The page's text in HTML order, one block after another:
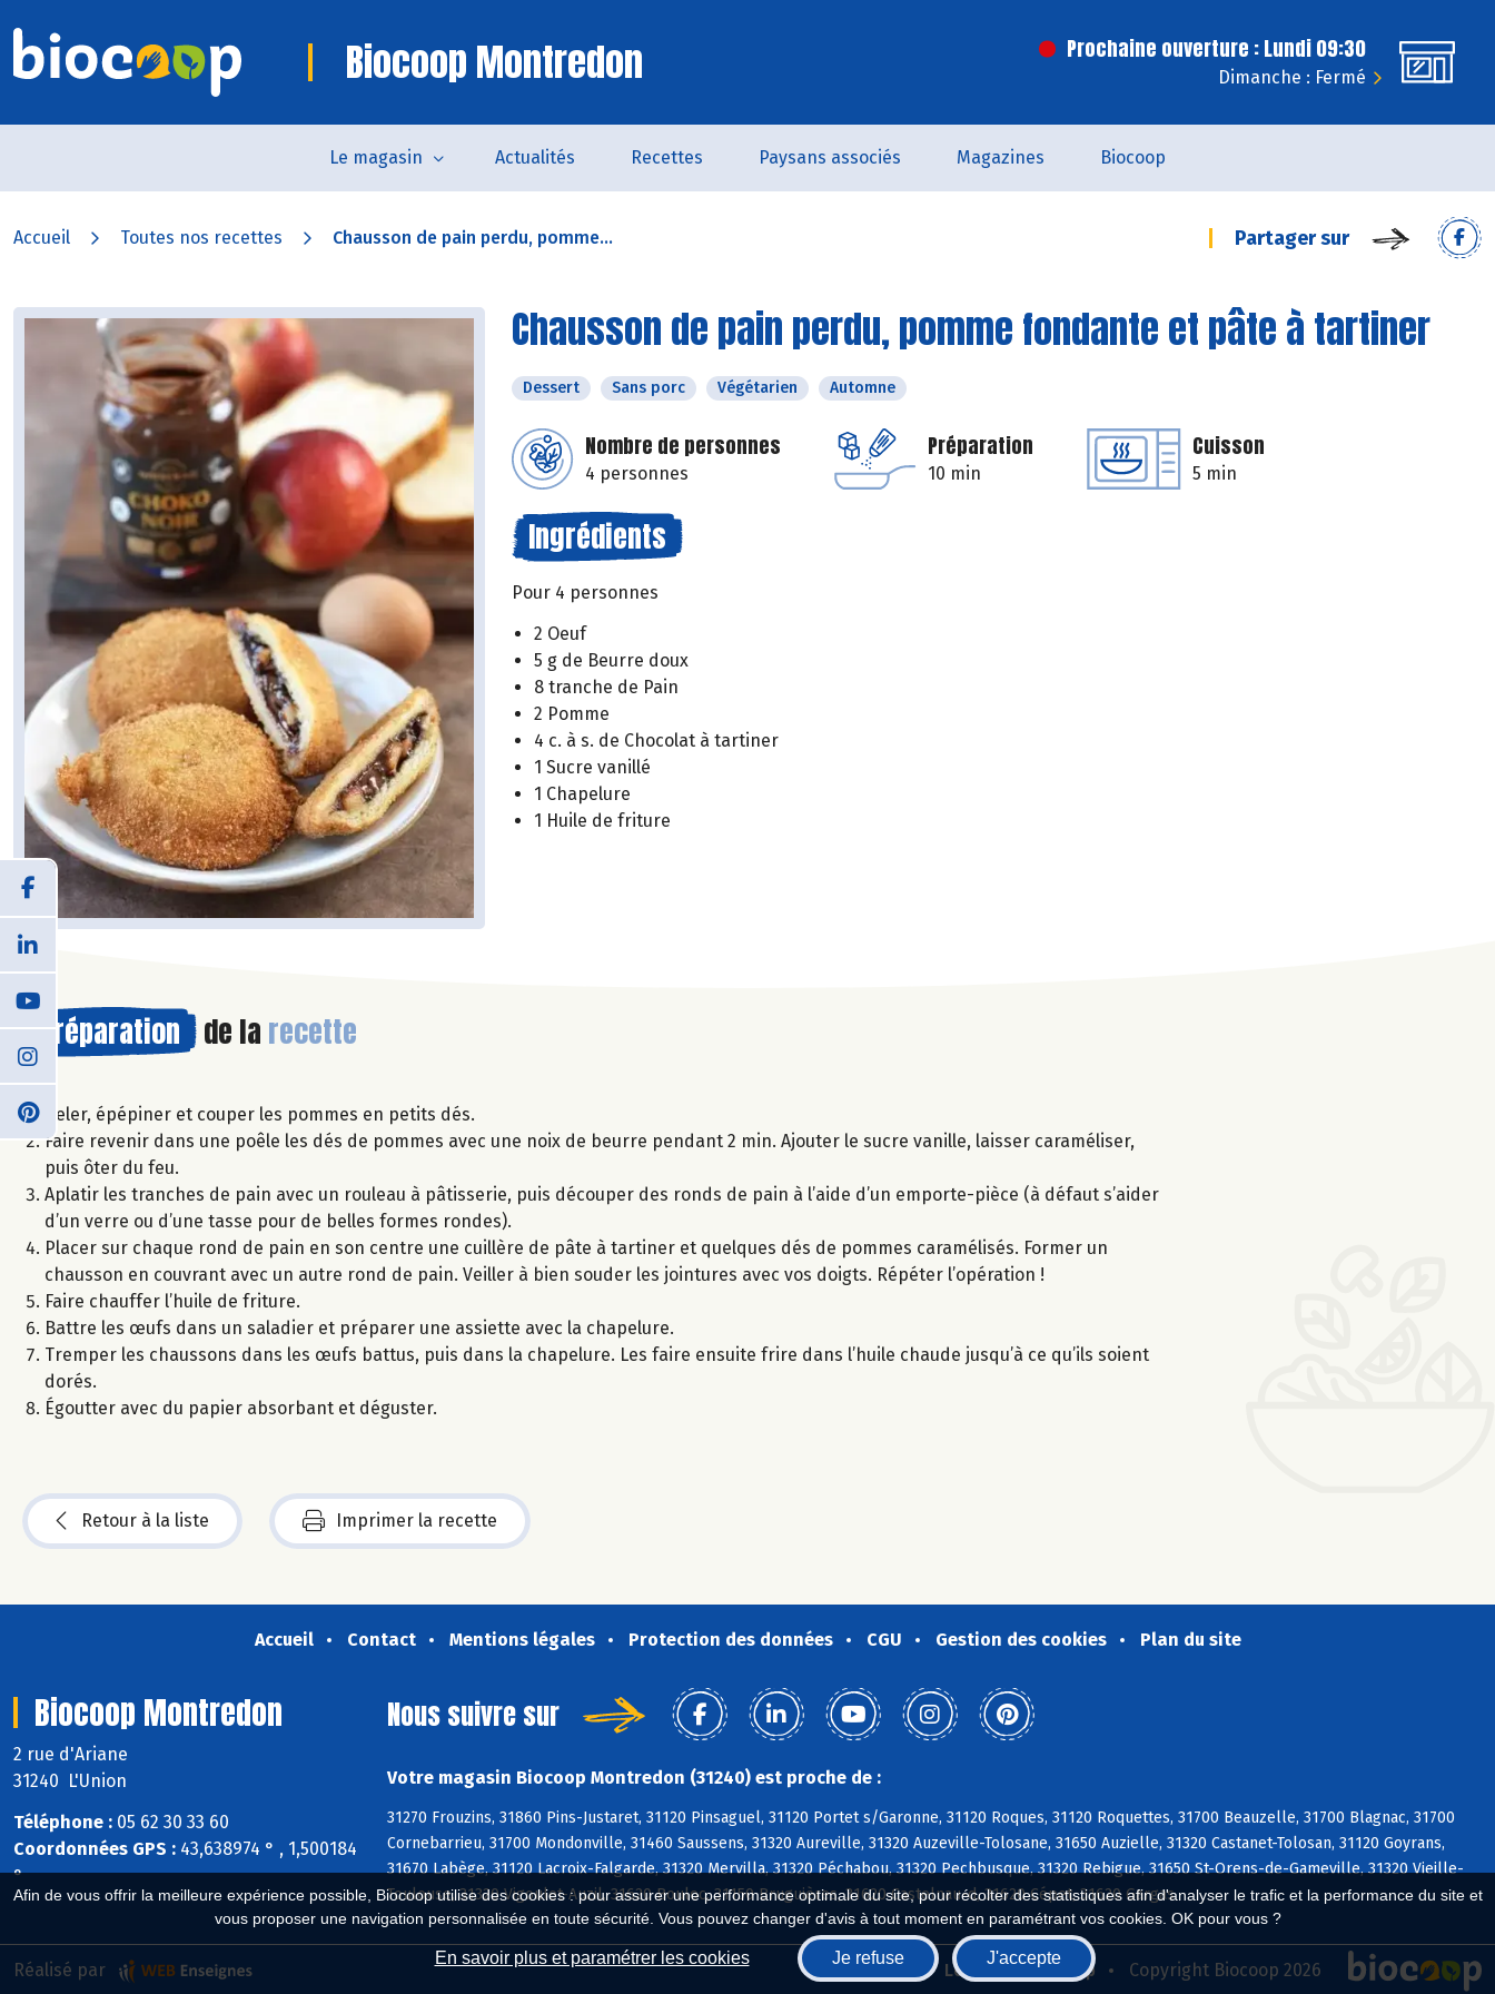
Afin de vous offrir la meilleure expérience possible, Biocoop utilise des cookies : pour assurer une performance optimale du site, pour récolter des statistiques afin d'analyser le trafic et la performance du site et
vous proposer une navigation personnalisée en toute sécurité. Vous pouvez changer d'avis à tout moment en paramétrant vos cookies. OK pour vous ?
En savoir plus et paramétrer les cookies Je refuse J'accepte
Biocoop Montredon Prochaine ouverture : Lundi 09:30
Dimanche : Fermé
Le magasin Actualités Recettes Paysans associés Magazines Biocoop
Accueil Toutes nos recettes Chausson de pain perdu, pomme... Partager sur
Chausson de pain perdu, pomme fondante et pâte à tartiner
Dessert Sans porc Végétarien Automne
Nombre de personnes
4 personnes
Préparation
10 min
Cuisson
5 min
Ingrédients
Pour 4 personnes
2 Oeuf
5 g de Beurre doux
8 tranche de Pain
2 Pomme
4 c. à s. de Chocolat à tartiner
1 Sucre vanillé
1 Chapelure
1 Huile de friture
Préparation de la recette
Peler, épépiner et couper les pommes en petits dés.
Faire revenir dans une poêle les dés de pommes avec une noix de beurre pendant 2 min. Ajouter le sucre vanille, laisser caraméliser,
puis ôter du feu.
Aplatir les tranches de pain avec un rouleau à pâtisserie, puis découper des ronds de pain à l’aide d’un emporte-pièce (à défaut s’aider
d’un verre ou d’une tasse pour de belles formes rondes).
Placer sur chaque rond de pain en son centre une cuillère de pâte à tartiner et quelques dés de pommes caramélisés. Former un
chausson en couvrant avec un autre rond de pain. Veiller à bien souder les jointures avec vos doigts. Répéter l’opération !
Faire chauffer l’huile de friture.
Battre les œufs dans un saladier et préparer une assiette avec la chapelure.
Tremper les chaussons dans les œufs battus, puis dans la chapelure. Les faire ensuite frire dans l’huile chaude jusqu’à ce qu’ils soient
dorés.
Égoutter avec du papier absorbant et déguster.
Retour à la liste Imprimer la recette
Accueil Contact Mentions légales Protection des données CGU Gestion des cookies Plan du site
Biocoop Montredon
2 rue d'Ariane
31240 L'Union
Téléphone : 05 62 30 33 60
Coordonnées GPS : 43,638974 ° , 1,500184
°
Nous suivre sur
Votre magasin Biocoop Montredon (31240) est proche de :
31270 Frouzins, 31860 Pins-Justaret, 31120 Pinsaguel, 31120 Portet s/Garonne, 31120 Roques, 31120 Roquettes, 31700 Beauzelle, 31700 Blagnac, 31700
Cornebarrieu, 31700 Mondonville, 31460 Saussens, 31320 Aureville, 31320 Auzeville-Tolosane, 31650 Auzielle, 31320 Castanet-Tolosan, 31120 Goyrans,
31670 Labège, 31120 Lacroix-Falgarde, 31320 Mervilla, 31320 Péchabou, 31320 Pechbusque, 31320 Rebigue, 31650 St-Orens-de-Gameville, 31320 Vieille-
Toulouse, 31320 Vigoulet-Auzil, 31620 Bouloc, 31150 Bruguières, 31620 Castelnau-d, 31620 Cépet, 31620 Gargas
Biocoop.fr Le réseau Biocoop Copyright Biocoop 2026
Réalisé par